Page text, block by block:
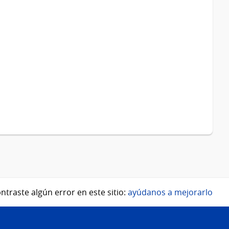
algún error en este sitio: ayúdanos a mejorarlo